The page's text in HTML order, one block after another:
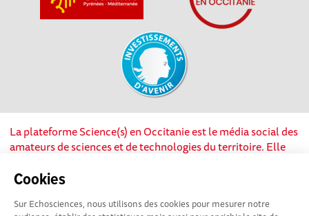
Cookies
Sur Echosciences, nous utilisons des cookies pour mesurer notre
La plateforme Science(s) en Occitanie est le média social des
amateurs de sciences et de technologies du territoire. Elle
soutien de nombreux acteurs locaux. Ce projet est cofinancé
l’Union européenne via les fonds européen de